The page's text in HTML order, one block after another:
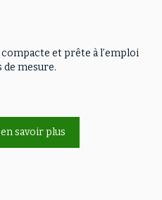
et prête à l’emploi
de mesure.
savoir plus